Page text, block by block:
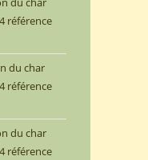
référence
du char
référence
du char
référence